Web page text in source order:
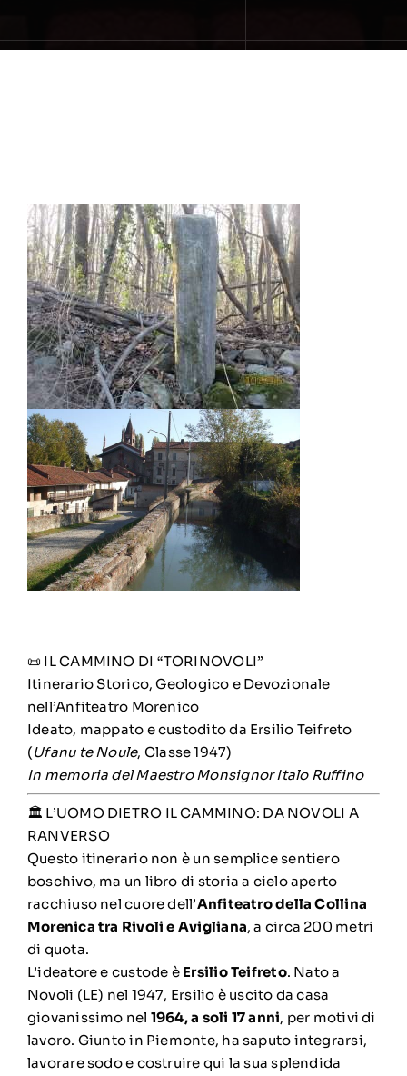
📜 IL CAMMINO DI “TORINOVOLI”
Itinerario Storico, Geologico e Devozionale
nell’Anfiteatro Morenico
Ideato, mappato e custodito da Ersilio Teifreto
(Ufanu te Noule, Classe 1947)
In memoria del Maestro Monsignor Italo Ruffino
🏛️ L’UOMO DIETRO IL CAMMINO: DA NOVOLI A
RANVERSO
Questo itinerario non è un semplice sentiero
boschivo, ma un libro di storia a cielo aperto
racchiuso nel cuore dell’Anfiteatro della Collina
Morenica tra Rivoli e Avigliana, a circa 200 metri
di quota.
L’ideatore e custode è Ersilio Teifreto. Nato a
Novoli (LE) nel 1947, Ersilio è uscito da casa
giovanissimo nel 1964, a soli 17 anni, per motivi di
lavoro. Giunto in Piemonte, ha saputo integrarsi,
lavorare sodo e costruire qui la sua splendida